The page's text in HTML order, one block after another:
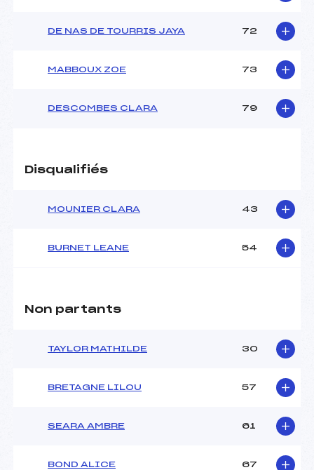
DE NAS DE TOURRIS JAYA 72
MABBOUX ZOE 73
DESCOMBES CLARA 79
Disqualifiés
MOUNIER CLARA 43
BURNET LEANE 54
Non partants
TAYLOR MATHILDE 30
BRETAGNE LILOU 57
SEARA AMBRE 61
BOND ALICE 67